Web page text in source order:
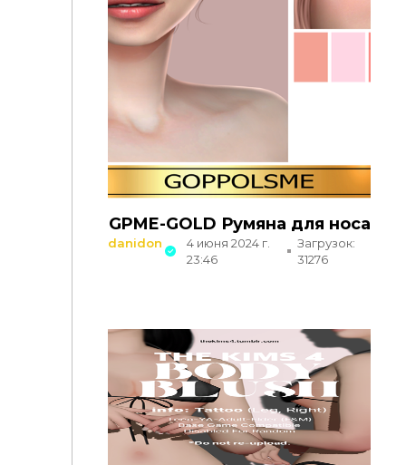
GPME-GOLD Румяна для носа
danidon
4 июня 2024 г.
23:46
Загрузок:
31276